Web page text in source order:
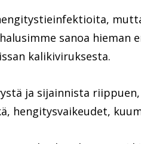
sanoa hieman
kalikiviruksesta.
ja sijainnista
hengitysvaikeudet,